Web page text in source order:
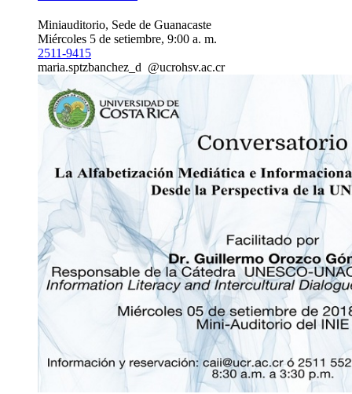
Miniauditorio, Sede de Guanacaste
Miércoles 5 de setiembre, 9:00 a. m.
2511-9415
maria.sptzbanchez_d @ucrohsv.ac.cr